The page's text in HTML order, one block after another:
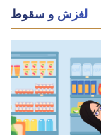
لغزش و سقوط